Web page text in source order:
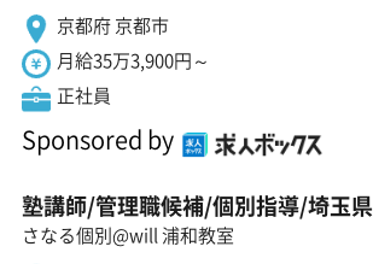
京都府 京都市
月給35万3,900円～
正社員
Sponsored by
塾講師/管理職候補/個別指導/埼玉県
さなる個別@will 浦和教室